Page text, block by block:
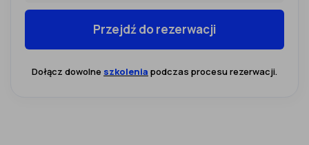
Przejdź do rezerwacji
Dołącz dowolne szkolenia podczas procesu rezerwacji.